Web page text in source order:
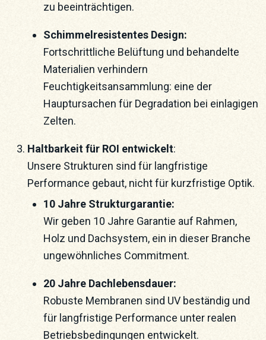
zu beeinträchtigen.
Schimmelresistentes Design:
Fortschrittliche Belüftung und behandelte
Materialien verhindern
Feuchtigkeitsansammlung: eine der
Hauptursachen für Degradation bei einlagigen
Zelten.
Haltbarkeit für ROI entwickelt:
Unsere Strukturen sind für langfristige
Performance gebaut, nicht für kurzfristige Optik.
10 Jahre Strukturgarantie:
Wir geben 10 Jahre Garantie auf Rahmen,
Holz und Dachsystem, ein in dieser Branche
ungewöhnliches Commitment.
20 Jahre Dachlebensdauer:
Robuste Membranen sind UV beständig und
für langfristige Performance unter realen
Betriebsbedingungen entwickelt.